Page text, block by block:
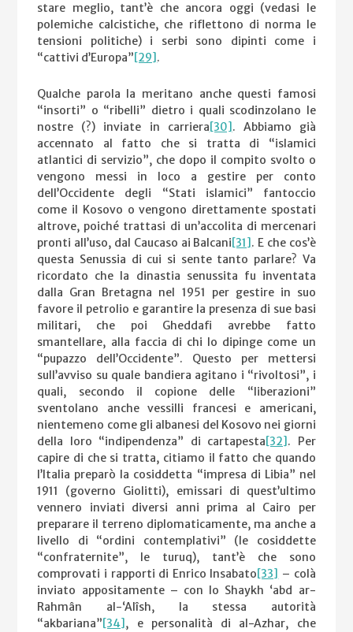
stare meglio, tant’è che ancora oggi (vedasi le
polemiche calcistiche, che riflettono di norma le
tensioni politiche) i serbi sono dipinti come i
“cattivi d’Europa”[29].
Qualche parola la meritano anche questi famosi
“insorti” o “ribelli” dietro i quali scodinzolano le
nostre (?) inviate in carriera[30]. Abbiamo già
accennato al fatto che si tratta di “islamici
atlantici di servizio”, che dopo il compito svolto o
vengono messi in loco a gestire per conto
dell’Occidente degli “Stati islamici” fantoccio
come il Kosovo o vengono direttamente spostati
altrove, poiché trattasi di un’accolita di mercenari
pronti all’uso, dal Caucaso ai Balcani[31]. E che cos’è
questa Senussia di cui si sente tanto parlare? Va
ricordato che la dinastia senussita fu inventata
dalla Gran Bretagna nel 1951 per gestire in suo
favore il petrolio e garantire la presenza di sue basi
militari, che poi Gheddafi avrebbe fatto
smantellare, alla faccia di chi lo dipinge come un
“pupazzo dell’Occidente”. Questo per mettersi
sull’avviso su quale bandiera agitano i “rivoltosi”, i
quali, secondo il copione delle “liberazioni”
sventolano anche vessilli francesi e americani,
nientemeno come gli albanesi del Kosovo nei giorni
della loro “indipendenza” di cartapesta[32]. Per
capire di che si tratta, citiamo il fatto che quando
l’Italia preparò la cosiddetta “impresa di Libia” nel
1911 (governo Giolitti), emissari di quest’ultimo
vennero inviati diversi anni prima al Cairo per
preparare il terreno diplomaticamente, ma anche a
livello di “ordini contemplativi” (le cosiddette
“confraternite”, le turuq), tant’è che sono
comprovati i rapporti di Enrico Insabato[33] – colà
inviato appositamente – con lo Shaykh ‘abd ar-
Rahmân al-‘Alîsh, la stessa autorità
“akbariana”[34], e personalità di al-Azhar, che